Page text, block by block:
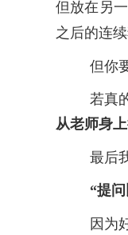
但放在另
之后的连
但你
若真
从老师身
最后
“提
因为